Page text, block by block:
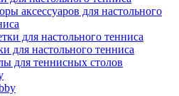
аксессуаров для настольного
для настольного тенниса
для настольного тенниса
для теннисных столов